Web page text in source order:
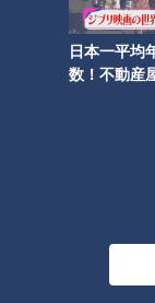
日本一平均
数！不動産
はまさかの地名！？